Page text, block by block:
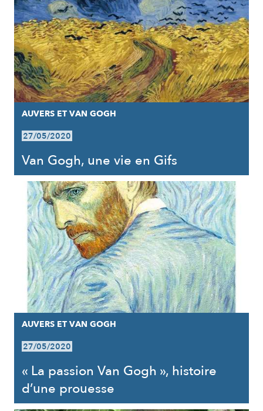
AUVERS ET VAN GOGH
27/05/2020
Van Gogh, une vie en Gifs
AUVERS ET VAN GOGH
27/05/2020
« La passion Van Gogh », histoire
d’une prouesse